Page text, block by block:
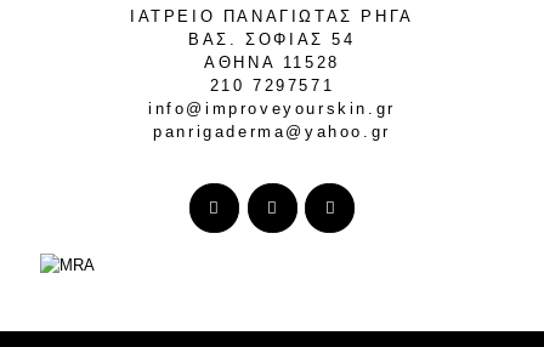
ΙΑΤΡΕΙΟ ΠΑΝΑΓΙΩΤΑΣ ΡΗΓΑ
ΒΑΣ. ΣΟΦΙΑΣ 54
ΑΘΗΝΑ 11528
210 7297571
info@improveyourskin.gr
panrigaderma@yahoo.gr